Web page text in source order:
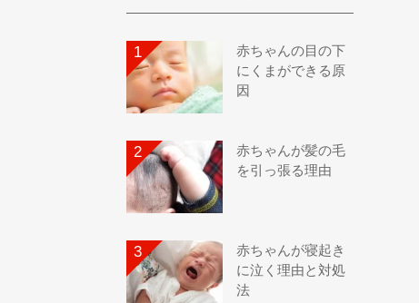
赤ちゃんの目の下
にくまができる原
因
赤ちゃんが髪の毛
を引っ張る理由
赤ちゃんが寝起き
に泣く理由と対処
法